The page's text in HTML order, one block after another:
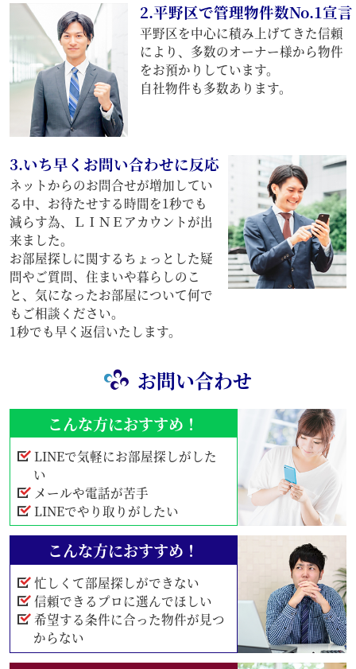
2.平野区で管理物件数No.1宣言
平野区を中心に積み上げてきた信頼
により、多数のオーナー様から物件
をお預かりしています。
自社物件も多数あります。
3.いち早くお問い合わせに反応
ネットからのお問合せが増加してい
る中、お待たせする時間を1秒でも
減らす為、ＬＩＮＥアカウントが出
来ました。
お部屋探しに関するちょっとした疑
問やご質問、住まいや暮らしのこ
と、気になったお部屋について何で
もご相談ください。
1秒でも早く返信いたします。
お問い合わせ
こんな方におすすめ！
LINEで気軽にお部屋探しがした
い
メールや電話が苦手
LINEでやり取りがしたい
こんな方におすすめ！
忙しくて部屋探しができない
信頼できるプロに選んでほしい
希望する条件に合った物件が見つ
からない